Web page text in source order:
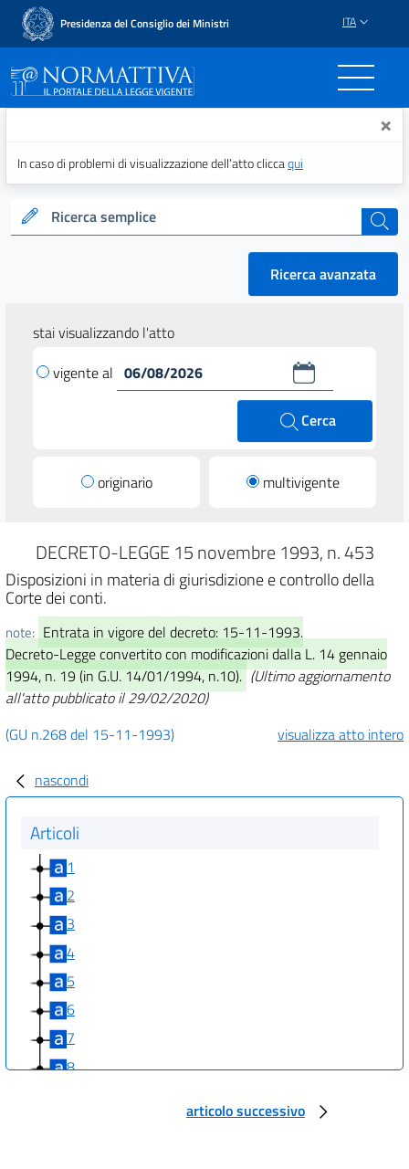
Presidenza del Consiglio dei Ministri ITA
Normattiva - Il portale ×
In caso di problemi di visualizzazione dell’atto cliccaqui
Ricerca semplice cerca
Ricerca avanzata
stai visualizzando l'atto
vigente al
Cerca
originario multivigente
DECRETO-LEGGE 15 novembre 1993, n. 453
Disposizioni in materia di giurisdizione e controllo della
Corte dei conti.
note: Entrata in vigore del decreto: 15-11-1993.
Decreto-Legge convertito con modificazioni dalla L. 14 gennaio
1994, n. 19 (in G.U. 14/01/1994, n.10). (Ultimo aggiornamento
all'atto pubblicato il 29/02/2020)
(GU n.268 del 15-11-1993)
visualizza atto intero
nascondi
Articoli
1
2
3
4
5
6
7
8
articolo successivo